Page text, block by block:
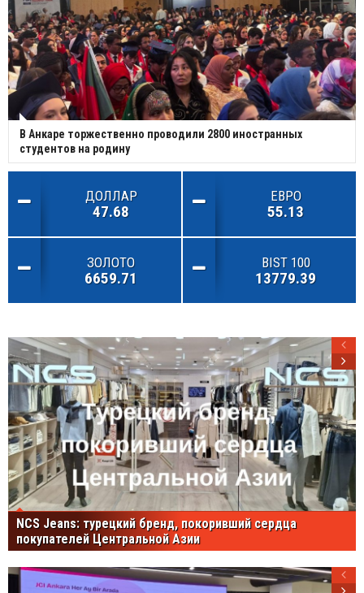
В Анкаре торжественно проводили 2800 иностранных
студентов на родину
ДОЛЛАР
47.68
ЕВРО
55.13
ЗОЛОТО
6659.71
BIST 100
13779.39
NCS Jeans: турецкий бренд, покоривший сердца
покупателей Центральной Азии